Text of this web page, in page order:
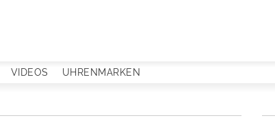
VIDEOS UHRENMARKEN